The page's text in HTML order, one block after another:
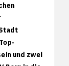
und zwei